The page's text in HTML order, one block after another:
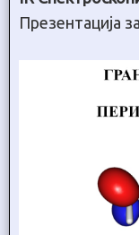
Презентација